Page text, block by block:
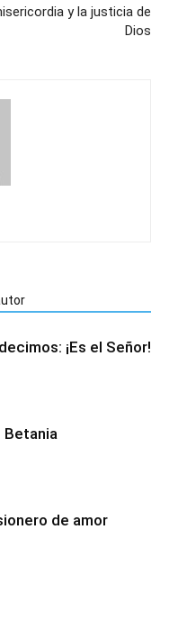
y la justicia de
Dios
¡Es el Señor!
Betania
de amor